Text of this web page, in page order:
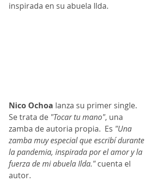
inspirada en su abuela Ilda.
Nico Ochoa lanza su primer single.
Se trata de "Tocar tu mano", una
zamba de autoria propia.  Es "Una
zamba muy especial que escribí durante
la pandemia, inspirada por el amor y la
fuerza de mi abuela Ilda." cuenta el
autor.